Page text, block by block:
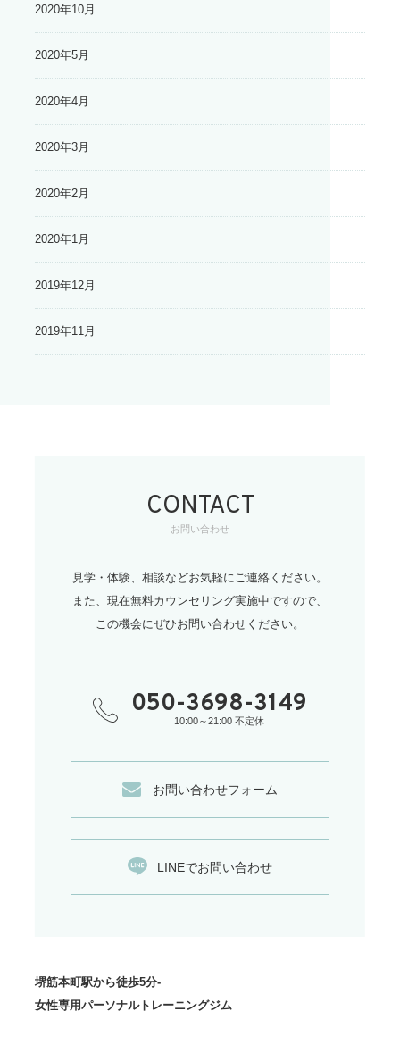
2020年10月
2020年5月
2020年4月
2020年3月
2020年2月
2020年1月
2019年12月
2019年11月
CONTACT
お問い合わせ
見学・体験、相談などお気軽にご連絡ください。
また、現在無料カウンセリング実施中ですので、
この機会にぜひお問い合わせください。
050-3698-3149
10:00～21:00 不定休
お問い合わせフォーム
LINEでお問い合わせ
堺筋本町駅から徒歩5分-
女性専用パーソナルトレーニングジム